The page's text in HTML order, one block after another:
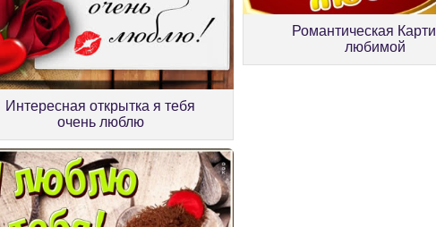
Интересная открытка я тебя
очень люблю
Романтическая
любимой